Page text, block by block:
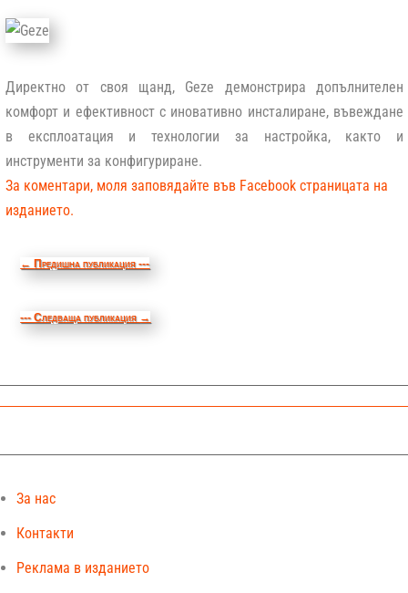
Директно от своя щанд, Geze демонстрира допълнителен
комфорт и ефективност с иновативно инсталиране, въвеждане
в експлоатация и технологии за настройка, както и
инструменти за конфигуриране.
За коментари, моля заповядайте във Facebook страницата на
изданието.
← Предишна публикация ---
--- Следваща публикация →
За нас
Контакти
Реклама в изданието